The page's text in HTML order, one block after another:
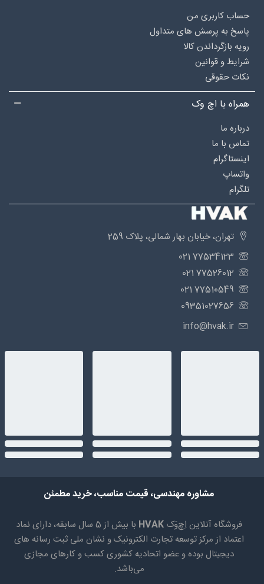
حساب کاربری من
پاسخ به پرسش های متداول
رویه بازگرداندن کالا
شرایط و قوانین
نکات حقوقی
همراه با اچ وک
درباره‌ ما
تماس با ما
اینستاگرام
واتساپ
تلگرام
تهران، خیابان بهار شمالی، پلاک 259
77534123 021
77526012 021
77510549 021
09351027656
info@hvak.ir
مشاوره مهندسی، قیمت مناسب، خرید مطمئن
فروشگاه آنلاین اِچ‌وَک HVAK
با بیش از 5 سال سابقه، دارای نماد
اعتماد از مرکز توسعه تجارت الکترونیک و نشان ملی ثبت رسانه های
دیجیتال بوده و عضو اتحادیه کشوری کسب و کارهای مجازی
می‌باشد.